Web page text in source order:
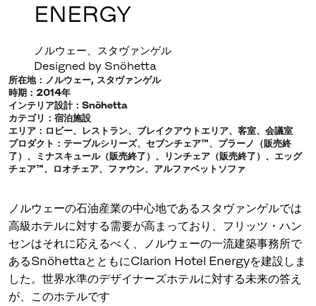
ENERGY
ノルウェー、スタヴァンゲル
Designed by Snöhetta
所在地：ノルウェー, スタヴァンゲル
時期：2014年
インテリア設計：Snöhetta
カテゴリ：宿泊施設
エリア：ロビー、レストラン、ブレイクアウトエリア、客室、会議室
プロダクト：テーブルシリーズ、セブンチェア™、プラーノ（販売終
了）、ミナスキュール（販売終了）、リンチェア（販売終了）、エッグ
チェア™、ロオチェア、ファウン、アルファベットソファ
ノルウェーの石油産業の中心地であるスタヴァンゲルでは
高級ホテルに対する需要が高まっており、フリッツ・ハン
センはそれに応えるべく、ノルウェーの一流建築事務所で
あるSnöhettaとともにClarion Hotel Energyを建設しま
した。世界水準のデザイナーズホテルに対する未来の答え
が、このホテルです